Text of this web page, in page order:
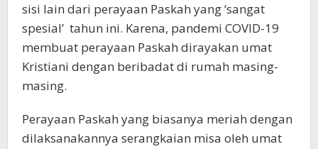
sisi lain dari perayaan Paskah yang ‘sangat
spesial’ tahun ini. Karena, pandemi COVID-19
membuat perayaan Paskah dirayakan umat
Kristiani dengan beribadat di rumah masing-
masing.
Perayaan Paskah yang biasanya meriah dengan
dilaksanakannya serangkaian misa oleh umat